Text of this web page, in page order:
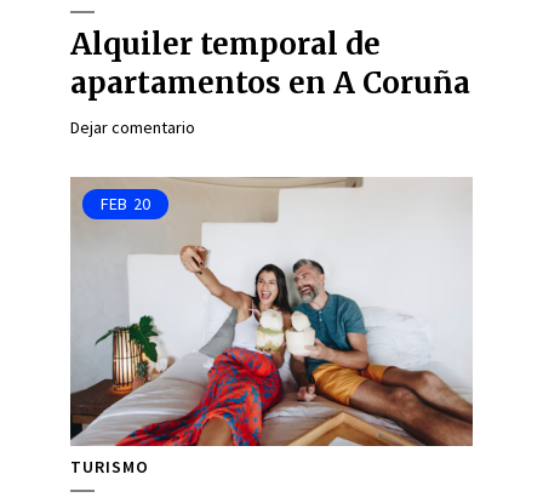
Alquiler temporal de
apartamentos en A Coruña
Dejar comentario
FEB 20
TURISMO